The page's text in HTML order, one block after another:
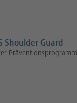
Shoulder Guard
Präventionsprogramm